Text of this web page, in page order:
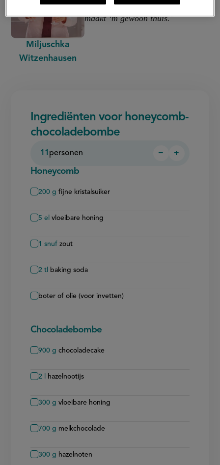
Miljuschka
Witzenhausen
uit een luxe ijssalon komt, maar je
maakt ‘m gewoon thuis."
Ingrediënten voor honeycomb-
chocoladebombe
11 personen
Persoon
−
Persoon
+
Honeycomb
200 g fijne kristalsuiker
5 el vloeibare honing
1 snuf zout
2 tl baking soda
boter of olie (voor invetten)
Chocoladebombe
900 g chocoladecake
2 hazelnootijs
300 g vloeibare honing
700 g melkchocolade
300 g hazelnoten